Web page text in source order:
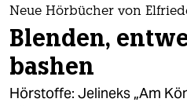
themen
politik
öko
Neue Hörbücher von
Blenden,
bashen
Hörstoffe: Jelineks „Am